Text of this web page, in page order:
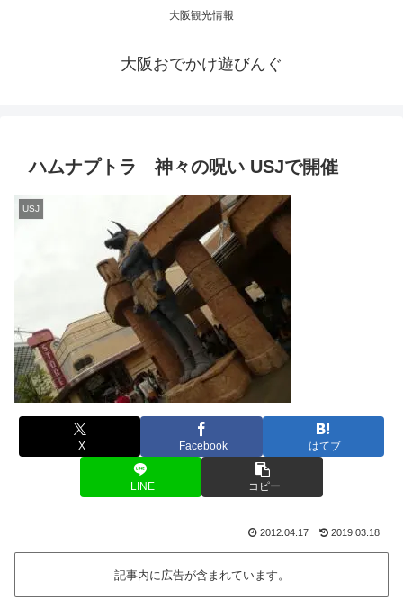
大阪観光情報
大阪おでかけ遊びんぐ
ハムナプトラ 神々の呪い USJで開催
USJ
X Facebook はてブ
LINE コピー
2012.04.17 2019.03.18
記事内に広告が含まれています。